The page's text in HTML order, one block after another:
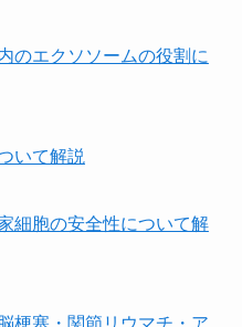
のエクソソームの役割に
いて解説
細胞の安全性について解
梗塞・関節リウマチ・ア